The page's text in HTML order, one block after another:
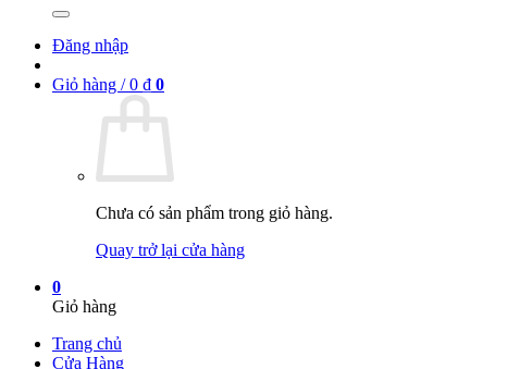
Đăng nhập
Giỏ hàng /0 ₫ 0
Chưa có sản phẩm trong giỏ hàng.
Quay trở lại cửa hàng
0
Giỏ hàng
Trang chủ
Cửa Hàng